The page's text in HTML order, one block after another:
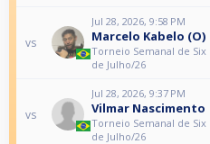
vs
Jul 28, 2026, 9:58 PM
Marcelo Kabelo (O)
Torneio Semanal de Six
de Julho/26
vs
Jul 28, 2026, 9:37 PM
Vilmar Nascimento
Torneio Semanal de Six
de Julho/26